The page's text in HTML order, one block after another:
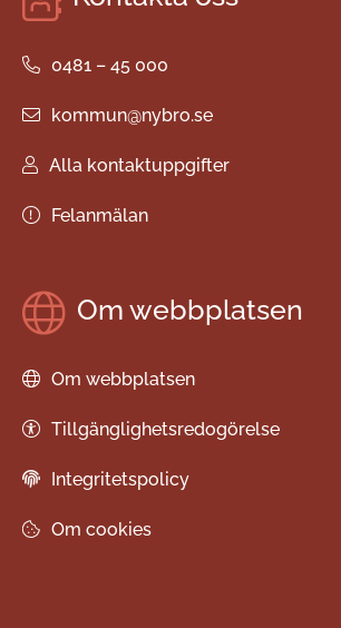
0481 – 45 000
kommun@nybro.se
Alla kontaktuppgifter
Felanmälan
Om webbplatsen
Om webbplatsen
Tillgänglighetsredogörelse
Integritetspolicy
Om cookies